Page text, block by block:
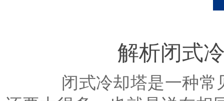
解析闭式
闭式冷却塔是一种常见